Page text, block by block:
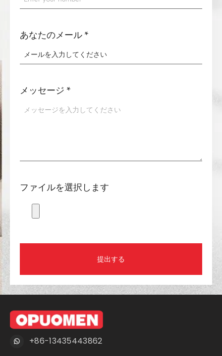
あなたのメール *
メッセージ *
ファイルを選択します
提出する
+86-13435443862